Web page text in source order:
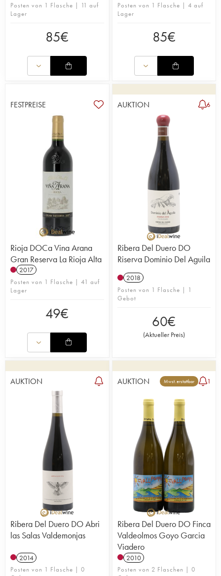
Posten von 1 Flasche | 11 auf
Lager
85€
Posten von 1 Flasche | 4 auf
Lager
85€
FESTPREISE
Rioja DOCa Vina Arana
Gran Reserva La Rioja Alta
2017
Posten von 1 Flasche | 41 auf
Lager
49€
AUKTION 6
Ribera Del Duero DO
Riserva Dominio Del Aguila
2018
Posten von 1 Flasche | 1
Gebot
60€
(Aktueller Preis)
AUKTION
Ribera Del Duero DO Abri
las Salas Valdemonjas
2014
Posten von 1 Flasche | 0
AUKTION Mwst. erstattbar 1
Ribera Del Duero DO Finca
Valdeolmos Goyo Garcia
Viadero
2010
Posten von 2 Flaschen | 0